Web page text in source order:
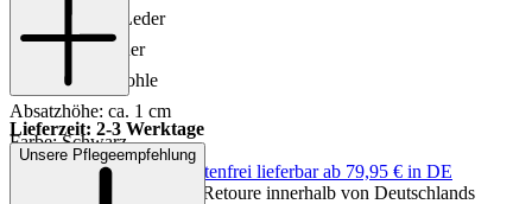
Innenmaterial: Leder
Innensohle: Leder
Sohle: Gummisohle
Absatzhöhe: ca. 1 cm
Farbe: Schwarz
Lieferzeit: 2-3 Werktage
Keine Versandkosten:
kostenfrei lieferbar ab 79,95 € in DE
Einfache und Kostenlose Retoure innerhalb von Deutschlands
Unsere Pflegeempfehlung